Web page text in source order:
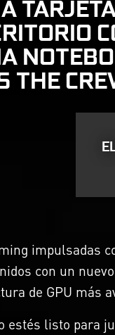
THE
impulsadas
con un
de GPU más
listo para